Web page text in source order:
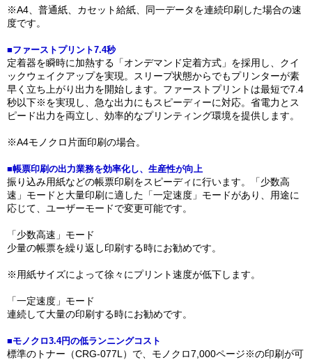
※A4、普通紙、カセット給紙、同一データを連続印刷した場合の速
度です。
■ファーストプリント7.4秒
定着器を瞬時に加熱する「オンデマンド定着方式」を採用し、クイ
ックウェイクアップを実現。スリープ状態からでもプリンターが素
早く立ち上がり出力を開始します。ファーストプリントは最短で7.4
秒以下※を実現し、急な出力にもスピーディーに対応。省電力とス
ピード出力を両立し、効率的なプリンティング環境を提供します。
※A4モノクロ片面印刷の場合。
■帳票印刷の出力業務を効率化し、生産性が向上
振り込み用紙などの帳票印刷をスピーディに行います。「少数高
速」モードと大量印刷に適した「一定速度」モードがあり、用途に
応じて、ユーザーモードで変更可能です。
「少数高速」モード
少量の帳票を繰り返し印刷する時にお勧めです。
※用紙サイズによって徐々にプリント速度が低下します。
「一定速度」モード
連続して大量の印刷する時にお勧めです。
■モノクロ3.4円の低ランニングコスト
標準のトナー（CRG-077L）で、モノクロ7,000ページ※の印刷が可